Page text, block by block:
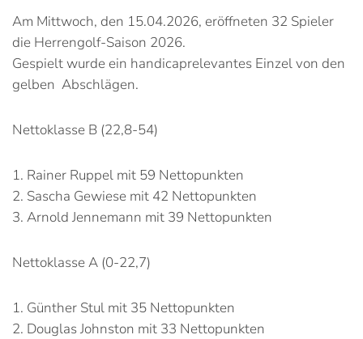
Am Mittwoch, den 15.04.2026, eröffneten 32 Spieler
die Herrengolf-Saison 2026.
Gespielt wurde ein handicaprelevantes Einzel von den
gelben Abschlägen.
Nettoklasse B (22,8-54)
1. Rainer Ruppel mit 59 Nettopunkten
2. Sascha Gewiese mit 42 Nettopunkten
3. Arnold Jennemann mit 39 Nettopunkten
Nettoklasse A (0-22,7)
1. Günther Stul mit 35 Nettopunkten
2. Douglas Johnston mit 33 Nettopunkten